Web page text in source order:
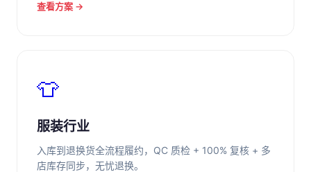
查看方案 →
👕
服装行业
入库到退换货全流程履约，QC 质检 + 100% 复核 + 多
店库存同步，无忧退换。